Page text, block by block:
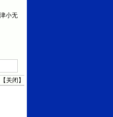
小无
关闭 】